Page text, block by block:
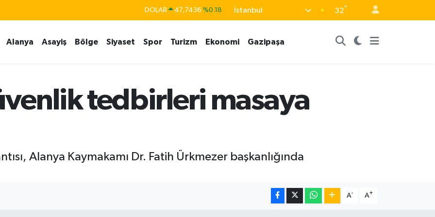
DOLAR 47,7436 %0.18
STERLİN 64,4811 %0.38
BITCOIN 64.840,97 %-0.15
İstanbul 32°
Alanya Asayiş Bölge Siyaset Spor Turizm Ekonomi Gazipaşa
tedbirleri masaya
Alanya Kaymakamı Dr. Fatih Ürkmezer başkanlığında
A- A+